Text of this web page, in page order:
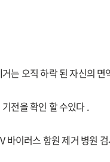
는 오직 하락 된 자신의
전을 확인 할 수있다 .
바이러스 항원 제거 병원